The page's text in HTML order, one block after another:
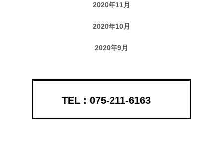
2020年11月
2020年10月
2020年9月
075-211-6163